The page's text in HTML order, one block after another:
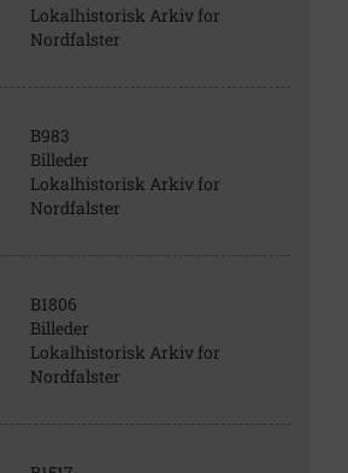
Lokalhistorisk Arkiv for
Nordfalster
B983
Billeder
Lokalhistorisk Arkiv for
Nordfalster
B1806
Billeder
Lokalhistorisk Arkiv for
Nordfalster